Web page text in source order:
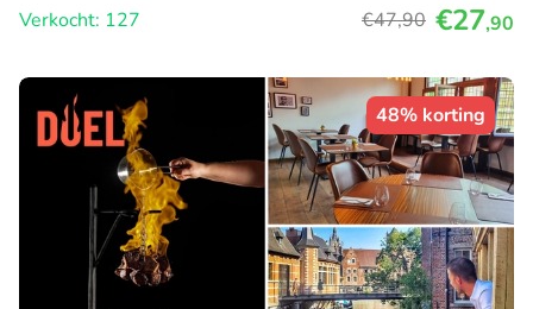
Verkocht: 127
€47,90 €27,90
48% korting